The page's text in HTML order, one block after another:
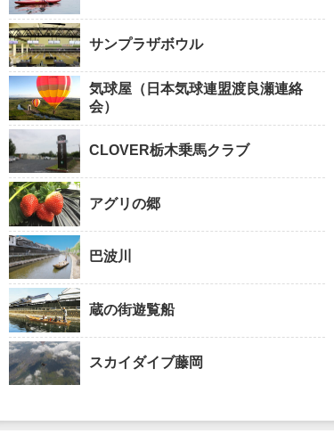
サンプラザボウル
気球屋（日本気球連盟渡良瀬連絡
会）
CLOVER栃木乗馬クラブ
アグリの郷
巴波川
蔵の街遊覧船
スカイダイブ藤岡